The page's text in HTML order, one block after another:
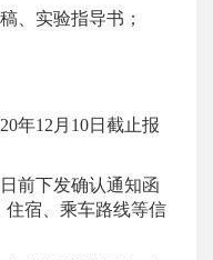
、实验指导书 ；
20年12 月 10日截止报
日前下发确认通知函
住宿、乘车路线等信